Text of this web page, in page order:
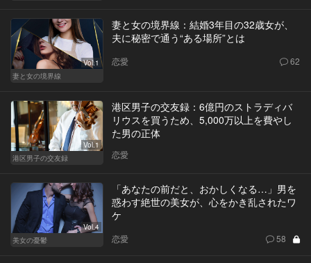
Vol.1
妻と女の境界線
妻と女の境界線：結婚3年目の32歳女が、
夫に秘密で通う“ある場所”とは
恋愛 62
Vol.1
港区男子の交友録
港区男子の交友録：6億円のストラディバ
リウスを買うため、5,000万以上を費やし
た男の正体
恋愛
Vol.4
美女の憂鬱
「あなたの前だと、おかしくなる…」男を
惑わす絶世の美女が、心をかき乱されたワ
ケ
恋愛 58